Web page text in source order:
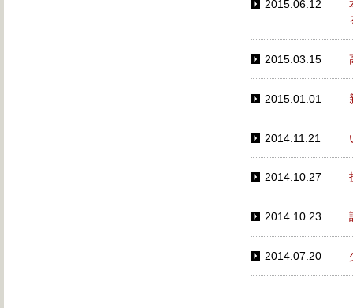
2015.06.12
2015.03.15
2015.01.01
2014.11.21
2014.10.27
2014.10.23
2014.07.20